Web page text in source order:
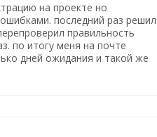
на проекте но
последний раз решил
правильность
по итогу меня на почте
дней ожидания и такой же